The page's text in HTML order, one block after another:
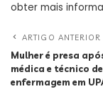
obter mais
ARTIGO ANTERIOR
Mulher é presa
médica e técnico de
enfermagem em